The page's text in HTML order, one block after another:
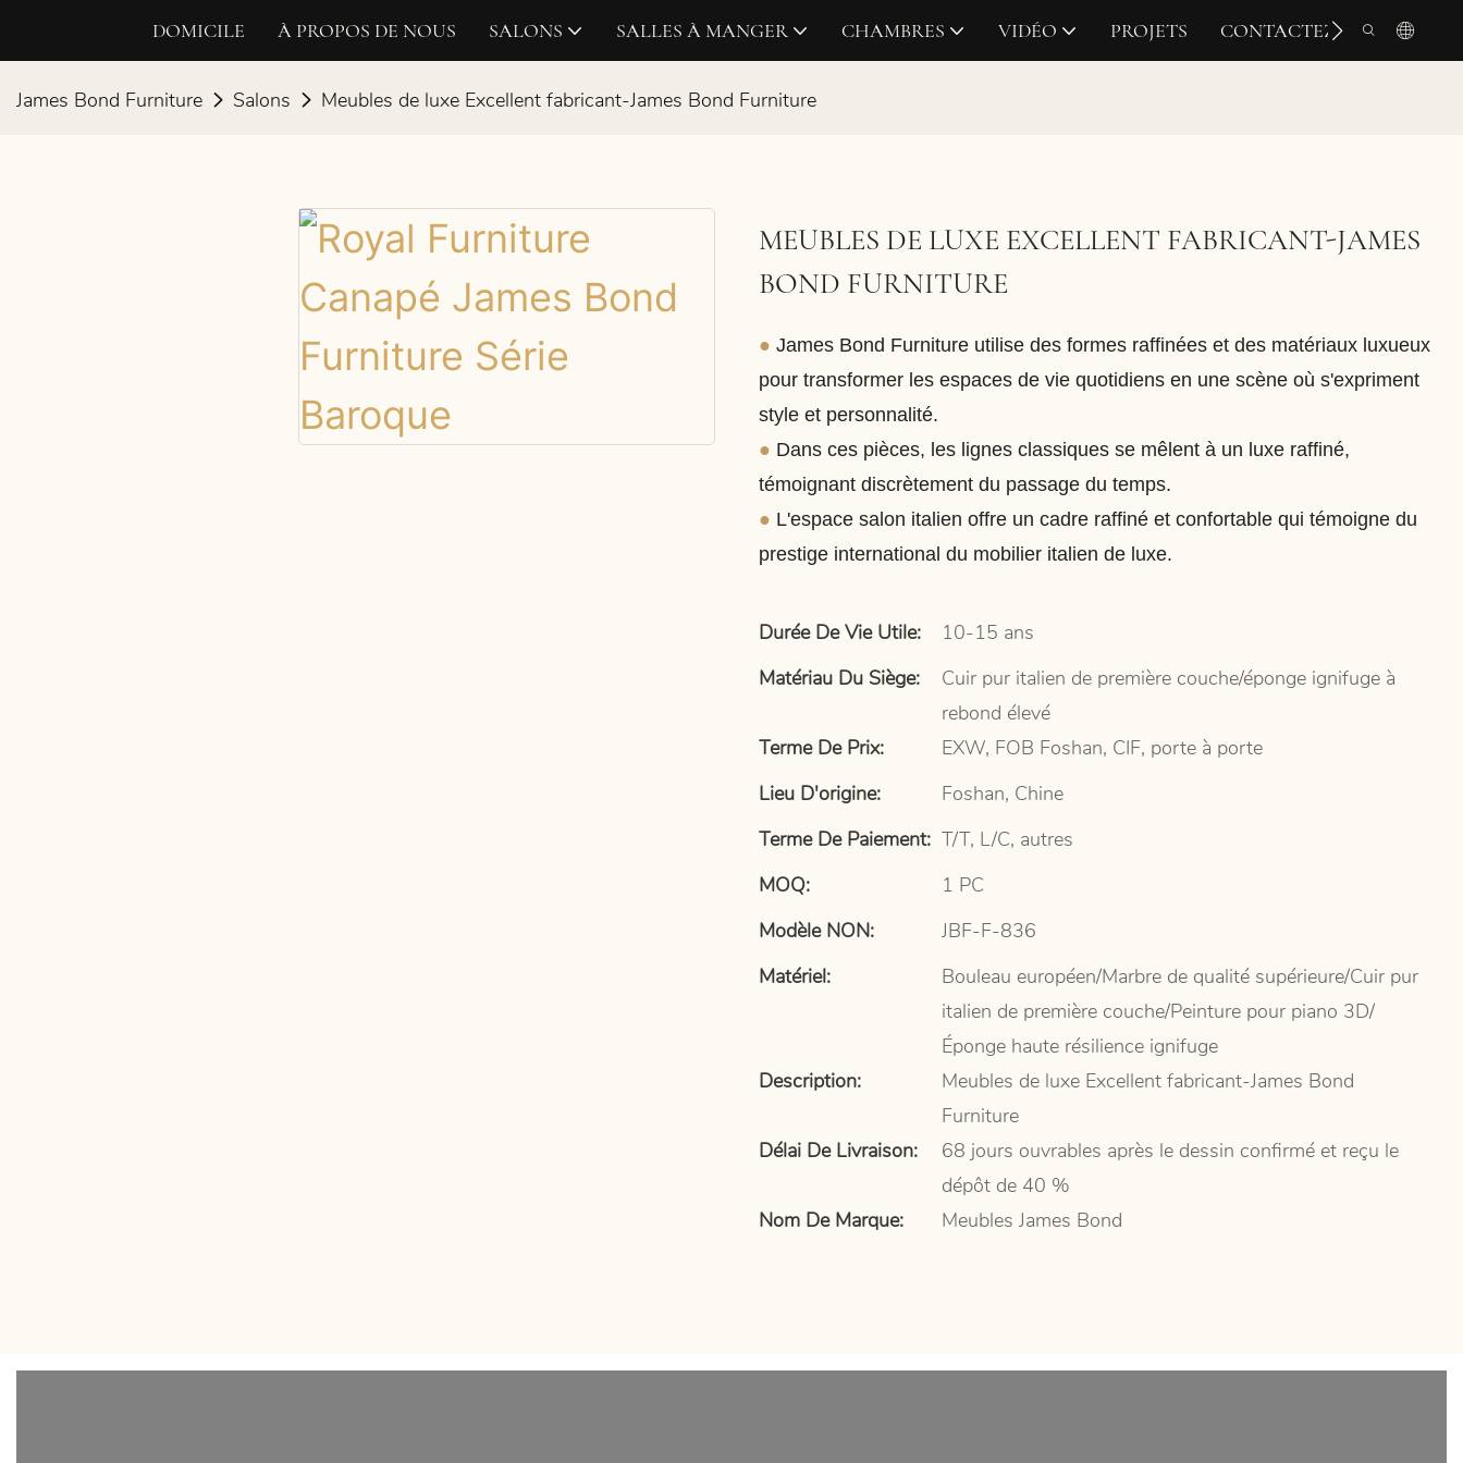
DOMICILE À PROPOS DE NOUS SALONS SALLES À MANGER CHAMBRES VIDÉO PROJETS CONTACTEZ-NOUS
James Bond Furniture Salons Meubles de luxe Excellent fabricant-James Bond Furniture
MEUBLES DE LUXE EXCELLENT FABRICANT-JAMES
BOND FURNITURE
● James Bond Furniture utilise des formes raffinées et des matériaux luxueux
pour transformer les espaces de vie quotidiens en une scène où s'expriment
style et personnalité.
● Dans ces pièces, les lignes classiques se mêlent à un luxe raffiné,
témoignant discrètement du passage du temps.
● L'espace salon italien offre un cadre raffiné et confortable qui témoigne du
prestige international du mobilier italien de luxe.
Durée De Vie Utile:
10-15 ans
Matériau Du Siège:
Cuir pur italien de première couche/éponge ignifuge à
rebond élevé
Terme De Prix:
EXW, FOB Foshan, CIF, porte à porte
Lieu D'origine:
Foshan, Chine
Terme De Paiement: T/T, L/C, autres
MOQ:
1 PC
Modèle NON:
JBF-F-836
Matériel:
Bouleau européen/Marbre de qualité supérieure/Cuir pur
italien de première couche/Peinture pour piano 3D/
Éponge haute résilience ignifuge
Description:
Meubles de luxe Excellent fabricant-James Bond
Furniture
Délai De Livraison:
68 jours ouvrables après le dessin confirmé et reçu le
dépôt de 40 %
Nom De Marque:
Meubles James Bond